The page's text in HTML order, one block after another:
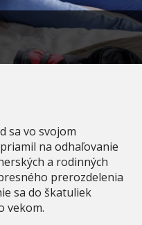
sa vo svojom
na odhaľovanie
a rodinných
prerozdelenia
sa do škatuliek
vekom.